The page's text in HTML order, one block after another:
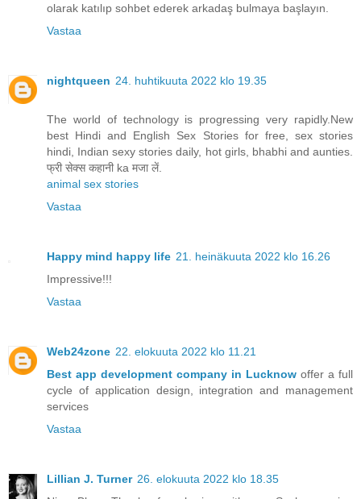
olarak katılıp sohbet ederek arkadaş bulmaya başlayın.
Vastaa
nightqueen 24. huhtikuuta 2022 klo 19.35
The world of technology is progressing very rapidly.New
best Hindi and English Sex Stories for free, sex stories
hindi, Indian sexy stories daily, hot girls, bhabhi and aunties.
फ्री सेक्स कहानी ka मजा लें.
animal sex stories
Vastaa
Happy mind happy life 21. heinäkuuta 2022 klo 16.26
Impressive!!!
Vastaa
Web24zone 22. elokuuta 2022 klo 11.21
Best app development company in Lucknow offer a full
cycle of application design, integration and management
services
Vastaa
Lillian J. Turner 26. elokuuta 2022 klo 18.35